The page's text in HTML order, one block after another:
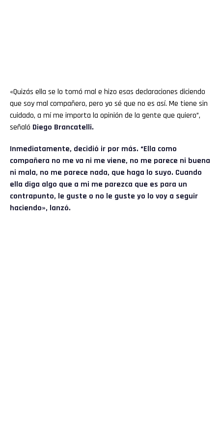
«Quizás ella se lo tomó mal e hizo esas declaraciones diciendo
que soy mal compañero, pero yo sé que no es así. Me tiene sin
cuidado, a mí me importa la opinión de la gente que quiero”,
señaló Diego Brancatelli.
Inmediatamente, decidió ir por más. “Ella como
compañera no me va ni me viene, no me parece ni buena
ni mala, no me parece nada, que haga lo suyo. Cuando
ella diga algo que a mi me parezca que es para un
contrapunto, le guste o no le guste yo lo voy a seguir
haciendo», lanzó.